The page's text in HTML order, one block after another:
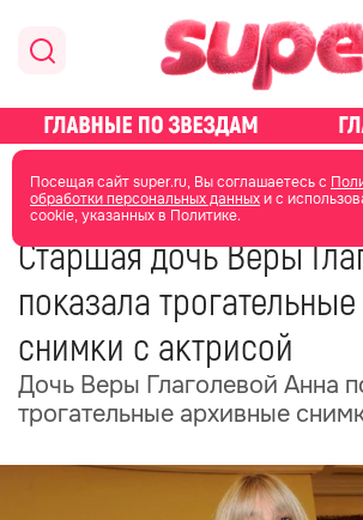
Посещая сайт super.ru, Вы соглашаетесь с
обработки персональных данныхи с
cookie, указанных в Политике.
главная новости о звездах
29 июня 05:24
Старшая дочь Веры
показала
снимки с актрисой
Дочь Веры Глаголевой Анна
трогательные архивные